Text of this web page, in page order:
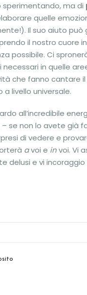
ma di
quelle
Il suo aiuto
il nostro cuore
possibile. Ci
in quelle
che fanno cantare
livello universale.
all’incredibile
– se non lo avete
di vedere e
avoi e invoi. Vi
delusi e vi